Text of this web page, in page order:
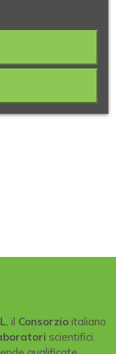
d'acqua con
, il Consorzioitaliano
scientifici.